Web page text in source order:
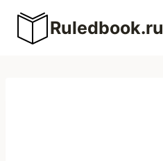
Перейти
содержимому
Ruledbook.ru